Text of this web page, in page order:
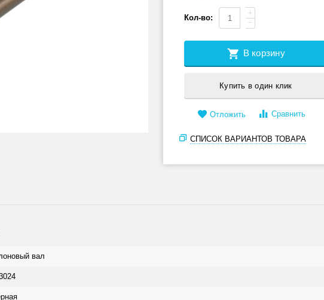
Кол-во:
+
−
В корзину
Купить в один клик
Отложить Сравнить
СПИСОК ВАРИАНТОВ ТОВАРА
вал